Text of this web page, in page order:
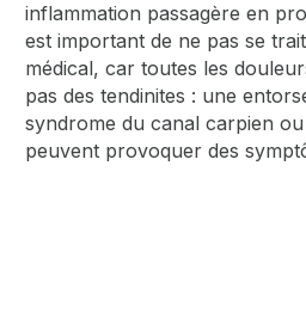
inflammation passagère en
est important de ne pas se
médical, car toutes les
pas des tendinites : une
syndrome du canal carpien
peuvent provoquer des